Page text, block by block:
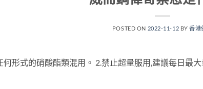
POSTED ON 2022-11-12 BY香港
何形式的硝酸酯類混用。 2.禁止超量服用,建議每日最